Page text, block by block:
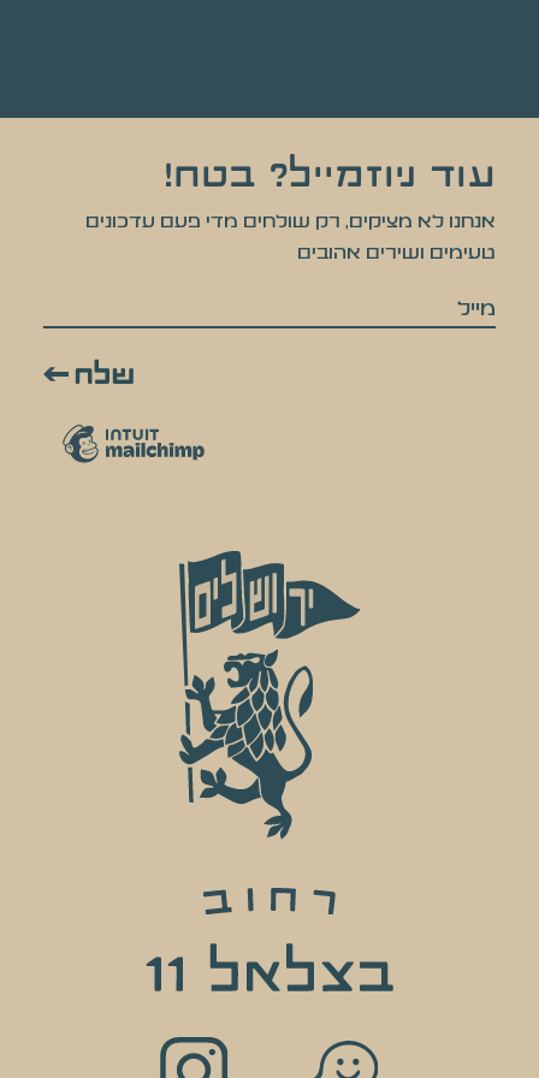
עוד ניוזמייל? בטח!
אנחנו לא מציקים, רק שולחים מדי פעם עדכונים
טעימים ושירים אהובים
מייל